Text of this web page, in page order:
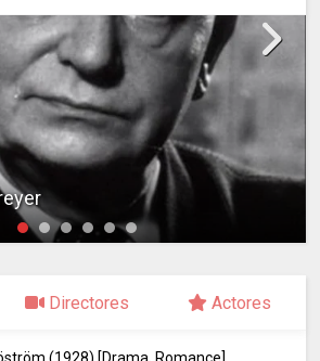
Directores Actores